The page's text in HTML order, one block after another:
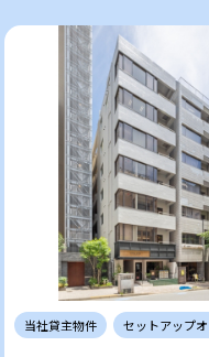
当社貸主物件 セットアップ